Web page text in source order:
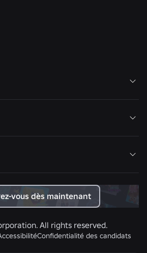
toutes les actualités
vous dès maintenant
All rights reserved.
Confidentialité des candidats